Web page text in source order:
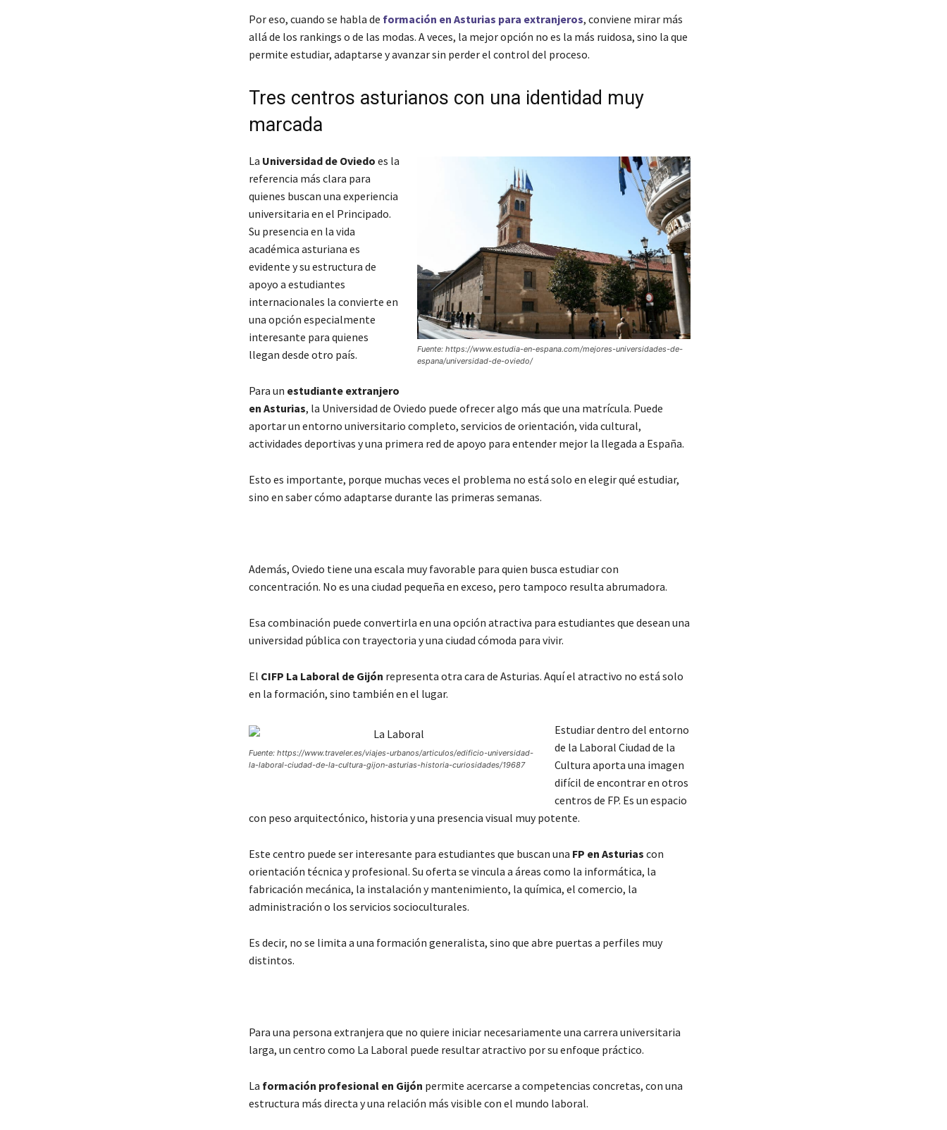
Por eso, cuando se habla de formación en Asturias para extranjeros, conviene mirar más
allá de los rankings o de las modas. A veces, la mejor opción no es la más ruidosa, sino la que
permite estudiar, adaptarse y avanzar sin perder el control del proceso.
Tres centros asturianos con una identidad muy
marcada
Fuente: https://www.estudia-en-espana.com/mejores-universidades-de-
espana/universidad-de-oviedo/
La Universidad de Oviedo es la
referencia más clara para
quienes buscan una experiencia
universitaria en el Principado.
Su presencia en la vida
académica asturiana es
evidente y su estructura de
apoyo a estudiantes
internacionales la convierte en
una opción especialmente
interesante para quienes
llegan desde otro país.
Para un estudiante extranjero
en Asturias, la Universidad de Oviedo puede ofrecer algo más que una matrícula. Puede
aportar un entorno universitario completo, servicios de orientación, vida cultural,
actividades deportivas y una primera red de apoyo para entender mejor la llegada a España.
Esto es importante, porque muchas veces el problema no está solo en elegir qué estudiar,
sino en saber cómo adaptarse durante las primeras semanas.
Además, Oviedo tiene una escala muy favorable para quien busca estudiar con
concentración. No es una ciudad pequeña en exceso, pero tampoco resulta abrumadora.
Esa combinación puede convertirla en una opción atractiva para estudiantes que desean una
universidad pública con trayectoria y una ciudad cómoda para vivir.
El CIFP La Laboral de Gijón representa otra cara de Asturias. Aquí el atractivo no está solo
en la formación, sino también en el lugar.
Fuente: https://www.traveler.es/viajes-urbanos/articulos/edificio-universidad-
la-laboral-ciudad-de-la-cultura-gijon-asturias-historia-curiosidades/19687
Estudiar dentro del entorno
de la Laboral Ciudad de la
Cultura aporta una imagen
difícil de encontrar en otros
centros de FP. Es un espacio
con peso arquitectónico, historia y una presencia visual muy potente.
Este centro puede ser interesante para estudiantes que buscan una FP en Asturias con
orientación técnica y profesional. Su oferta se vincula a áreas como la informática, la
fabricación mecánica, la instalación y mantenimiento, la química, el comercio, la
administración o los servicios socioculturales.
Es decir, no se limita a una formación generalista, sino que abre puertas a perfiles muy
distintos.
Para una persona extranjera que no quiere iniciar necesariamente una carrera universitaria
larga, un centro como La Laboral puede resultar atractivo por su enfoque práctico.
La formación profesional en Gijón permite acercarse a competencias concretas, con una
estructura más directa y una relación más visible con el mundo laboral.